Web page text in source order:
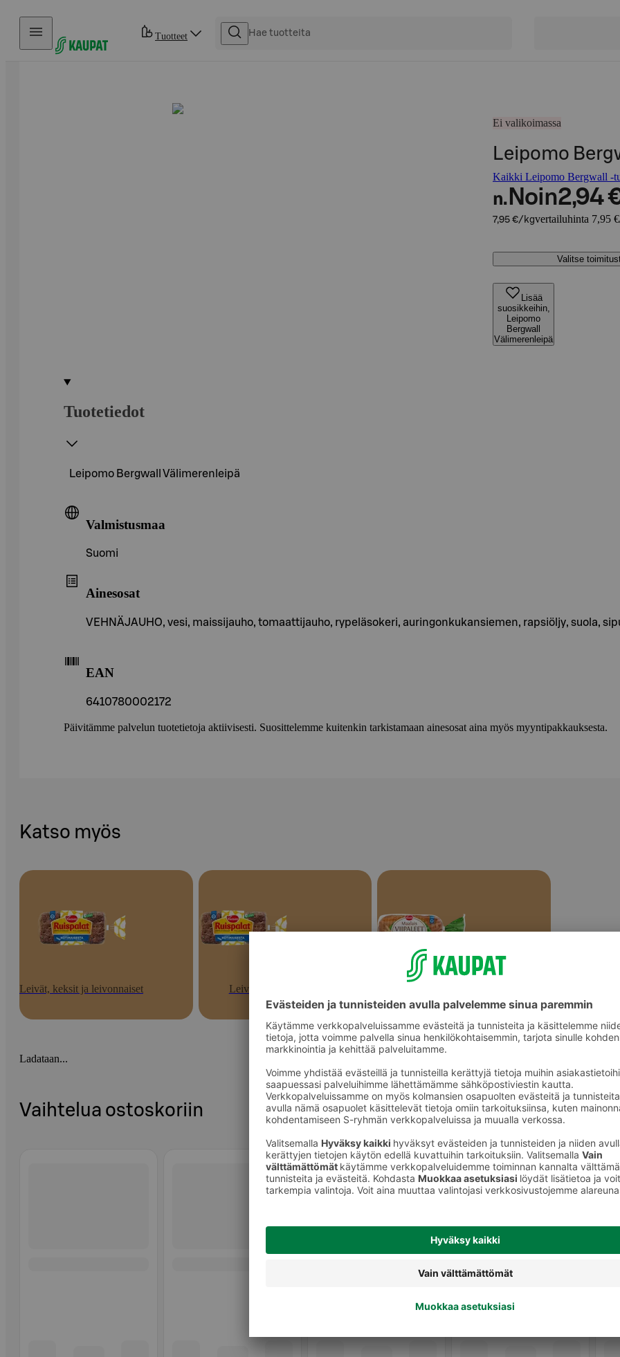
Hyppää sisältöön
Tuotteet
Ei valikoimassa
Leipomo
Kaikki Leipomo Bergwall -
n. Noin2,94
7,95 €/kgvertailuhinta 7,95
Valitse
Lisää
suosikkeihin,
Leipomo
Bergwall
Välimerenleipä
Tuotetiedot
Leipomo Bergwall Välimerenleipä
Valmistusmaa
Suomi
Ainesosat
VEHNÄJAUHO, vesi, maissijauho, tomaattijauho, rypeläsokeri, auringonkukansiemen, rapsiöljy, suola,
EAN
6410780002172
Päivitämme palvelun tuotetietoja aktiivisesti. Suosittelemme kuitenkin tarkistamaan ainesosat aina myös myyntipakkauksesta.
Katso myös
Leivät, keksit ja leivonnaiset Leivät
Ladataan...
Vaihtelua ostoskoriin